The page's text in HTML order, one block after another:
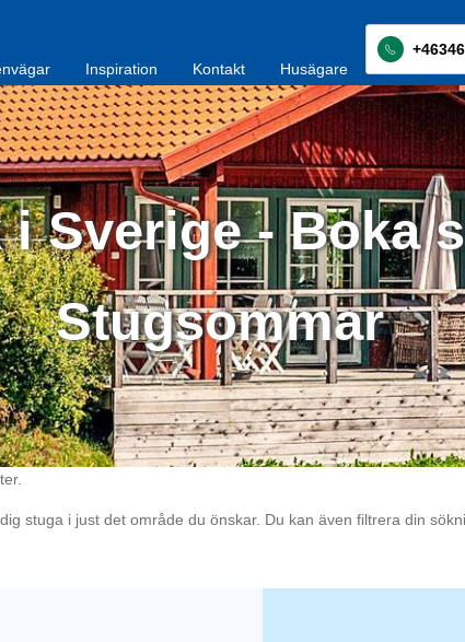
Inspiration Kontakt Husägare
Sverige - Boka
Stugsommar
stuga i just det område du önskar. Du kan även filtrera din